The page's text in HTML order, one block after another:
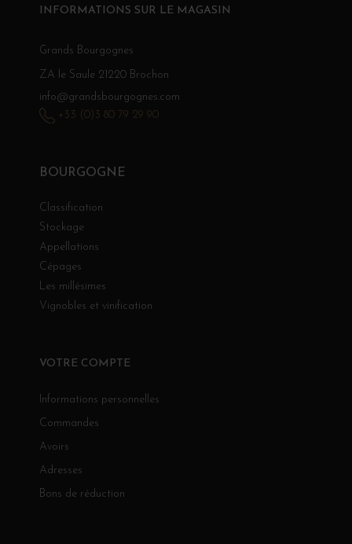
BOURGOGNE
Classification
Stockage
Appellations
Cépages
Les millésimes
Vignobles et vinification
VOTRE COMPTE
Informations personnelles
Commandes
Avoirs
Adresses
Bons de réduction
INFORMATIONS SUR LE MAGASIN
Grands Bourgognes
ZA le Saule 21220 Brochon
info@grandsbourgognes.com
+33 (0)3 80 79 29 90